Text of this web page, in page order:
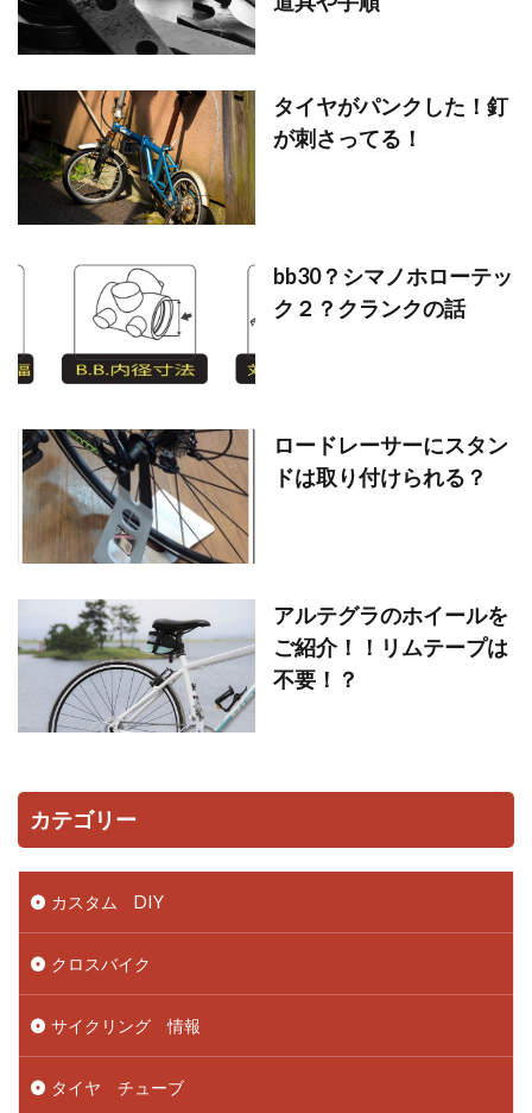
タイヤがパンクした！釘
が刺さってる！
bb30？シマノホローテッ
ク２？クランクの話
ロードレーサーにスタン
ドは取り付けられる？
アルテグラのホイールを
ご紹介！！リムテープは
不要！？
カテゴリー
カスタム DIY
クロスバイク
サイクリング 情報
タイヤ チューブ